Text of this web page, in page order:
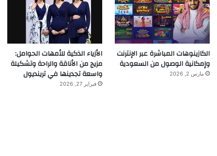
الكازينوهات المباشرة عبر الإنترنت
وإمكانية الوصول من السعودية
مارس 2, 2026
الأزياء الذكية للأمهات الحوامل:
مزيج من الأناقة والراحة وتشكيلة
واسعة تجدينها في ترينديول
فبراير 27, 2026